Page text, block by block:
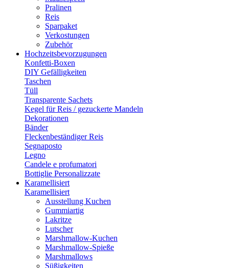
Pralinen
Reis
Sparpaket
Verkostungen
Zubehör
Hochzeitsbevorzugungen
Konfetti-Boxen
DIY Gefälligkeiten
Taschen
Tüll
Transparente Sachets
Kegel für Reis / gezuckerte Mandeln
Dekorationen
Bänder
Fleckenbeständiger Reis
Segnaposto
Legno
Candele e profumatori
Bottiglie Personalizzate
Karamellisiert
Karamellisiert
Ausstellung Kuchen
Gummiartig
Lakritze
Lutscher
Marshmallow-Kuchen
Marshmallow-Spieße
Marshmallows
Süßigkeiten